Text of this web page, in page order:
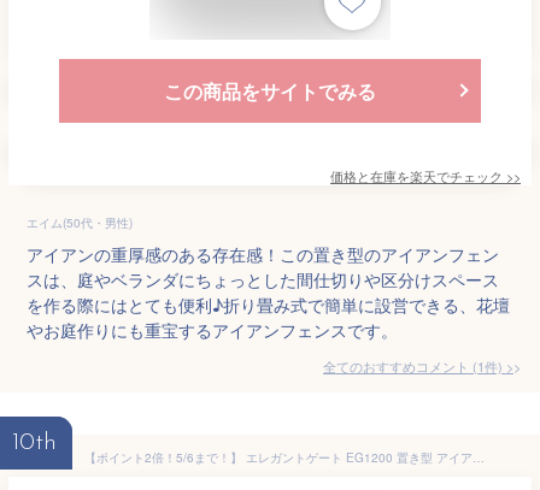
この商品をサイトでみる
価格と在庫を楽天でチェック >>
エイム(50代・男性)
アイアンの重厚感のある存在感！この置き型のアイアンフェン
スは、庭やベランダにちょっとした間仕切りや区分けスペース
を作る際にはとても便利♪折り畳み式で簡単に設営できる、花壇
やお庭作りにも重宝するアイアンフェンスです。
全てのおすすめコメント (1件) >
10th
【ポイント2倍！5/6まで！】 エレガントゲート EG1200 置き型 アイアン フェンス 置くだけ自立 畳めばコンパクト 欧風スタイル ガレージ お庭 玄関 アプローチ ペットの飛び出し＆進入禁止